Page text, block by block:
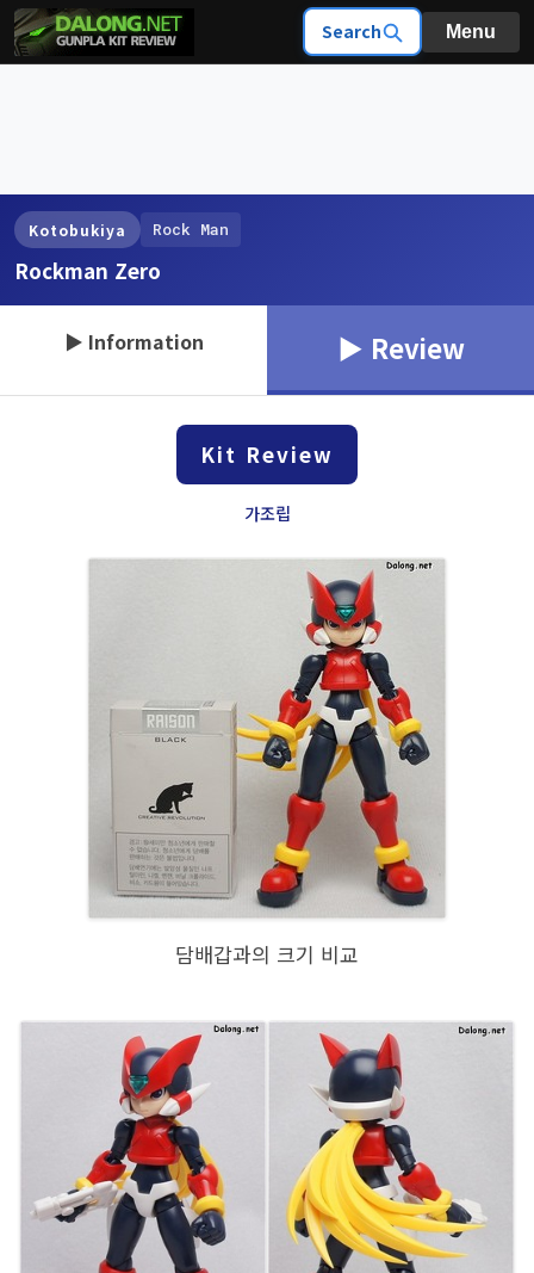
Search Menu
Kotobukiya Rock Man
Rockman Zero
▶ Information ▶ Review
Kit Review
가조립
담배갑과의 크기 비교